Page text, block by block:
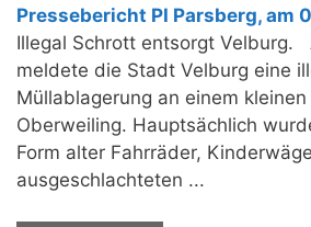
Pressebericht PI Parsberg, am
Illegal Schrott entsorgt Velburg.
meldete die Stadt Velburg eine
Müllablagerung an einem
Oberweiling. Hauptsächlich
Form alter Fahrräder,
ausgeschlachteten ...